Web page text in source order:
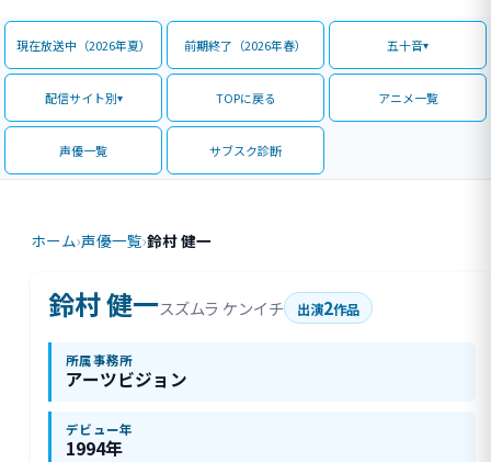
現在放送中（2026年夏） 前期終了（2026年春） 五十音
配信サイト別 TOPに戻る アニメ一覧
声優一覧 サブスク診断
ホーム›声優一覧›鈴村 健一
鈴村 健一スズムラ ケンイチ 出演2作品
所属事務所
アーツビジョン
デビュー年
1994年